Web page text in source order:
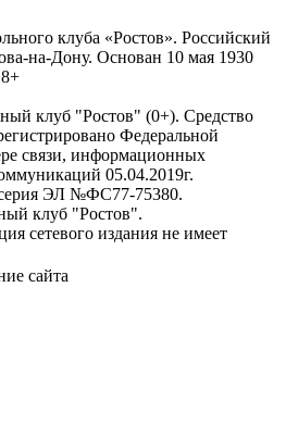
клуба «Ростов». Российский
на-Дону. Основан 10 мая 1930
клуб "Ростов" (0+). Средство
Федеральной
связи, информационных
05.04.2019г.
ЭЛ №ФС77-75380.
клуб "Ростов".
сетевого издания не имеет
сайта